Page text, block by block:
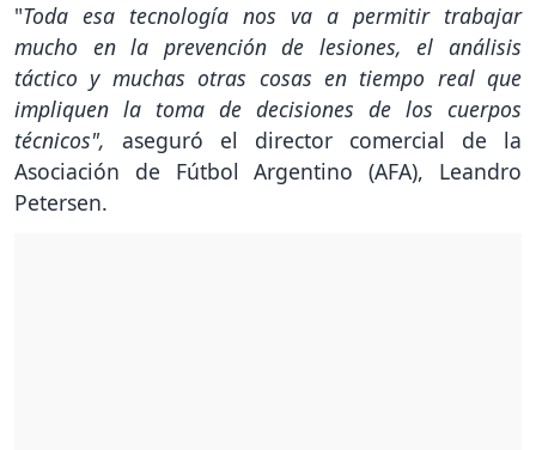
"Toda esa tecnología nos va a permitir trabajar
mucho en la prevención de lesiones, el análisis
táctico y muchas otras cosas en tiempo real que
impliquen la toma de decisiones de los cuerpos
técnicos", aseguró el director comercial de la
Asociación de Fútbol Argentino (AFA), Leandro
Petersen.